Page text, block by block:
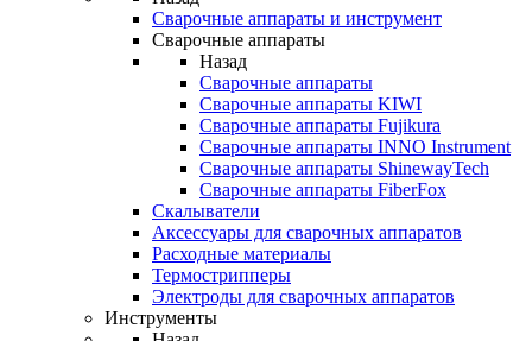
Сварочные аппараты и инструмент
Сварочные аппараты
Назад
Сварочные аппараты
Сварочные аппараты KIWI
Сварочные аппараты Fujikura
Сварочные аппараты INNO Instrument
Сварочные аппараты ShinewayTech
Cварочные аппараты FiberFox
Скалыватели
Аксессуары для сварочных аппаратов
Расходные материалы
Термострипперы
Электроды для сварочных аппаратов
Инструменты